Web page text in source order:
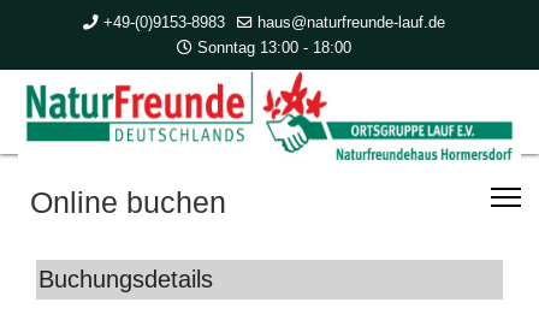
+49-(0)9153-8983
haus@naturfreunde-lauf.de
Sonntag 13:00 - 18:00
Online buchen
Buchungsdetails